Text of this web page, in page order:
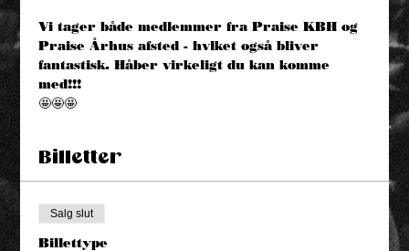
Vi tager både medlemmer fra Praise KBH og
Praise Århus afsted - hvlket også bliver
fantastisk. Håber virkeligt du kan komme
med!!!
🤩🤩🤩
Billetter
Salg slut
Billettype